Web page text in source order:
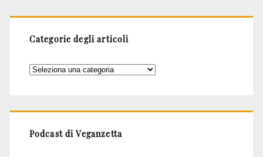
Categorie degli articoli
Categorie
Podcast di Veganzetta